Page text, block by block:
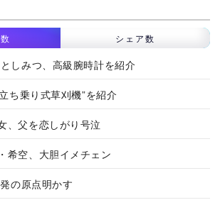
シェア数
しみつ、高級腕時計を紹介
ち乗り式草刈機”を紹介
、父を恋しがり号泣
希空、大胆イメチェン
の原点明かす